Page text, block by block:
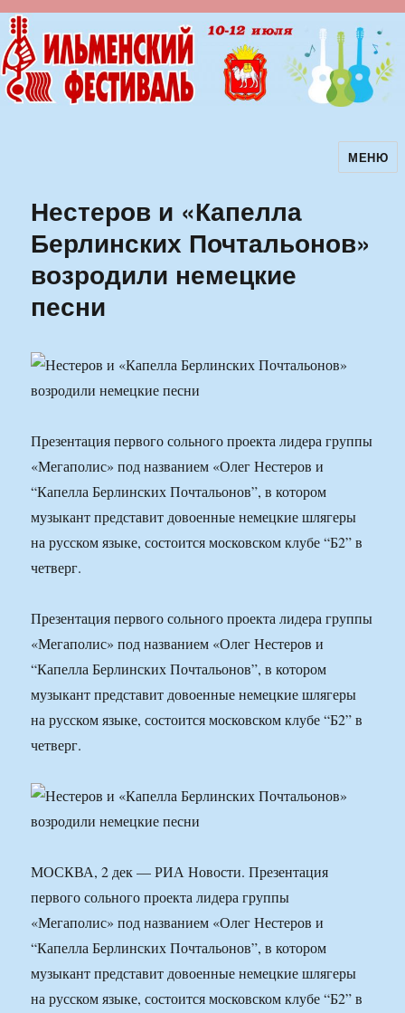
Ильменский фестиваль авторскойМЕНЮ
Нестеров и «Капелла
Берлинских Почтальонов»
возродили немецкие
песни
Презентация первого сольного проекта лидера группы
«Мегаполис» под названием «Олег Нестеров и
“Капелла Берлинских Почтальонов”, в котором
музыкант представит довоенные немецкие шлягеры
на русском языке, состоится московском клубе “Б2” в
четверг.
Презентация первого сольного проекта лидера группы
«Мегаполис» под названием «Олег Нестеров и
“Капелла Берлинских Почтальонов”, в котором
музыкант представит довоенные немецкие шлягеры
на русском языке, состоится московском клубе “Б2” в
четверг.
МОСКВА, 2 дек — РИА Новости. Презентация
первого сольного проекта лидера группы
«Мегаполис» под названием «Олег Нестеров и
“Капелла Берлинских Почтальонов”, в котором
музыкант представит довоенные немецкие шлягеры
на русском языке, состоится московском клубе “Б2” в